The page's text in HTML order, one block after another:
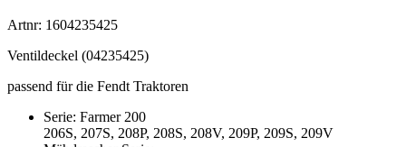
Artnr: 1604235425
Ventildeckel (04235425)
passend für die Fendt Traktoren
Serie: Farmer 200
206S, 207S, 208P, 208S, 208V, 209P, 209S, 209V